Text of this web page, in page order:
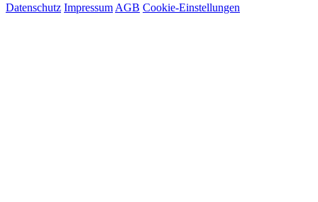
Datenschutz Impressum AGB Cookie-Einstellungen